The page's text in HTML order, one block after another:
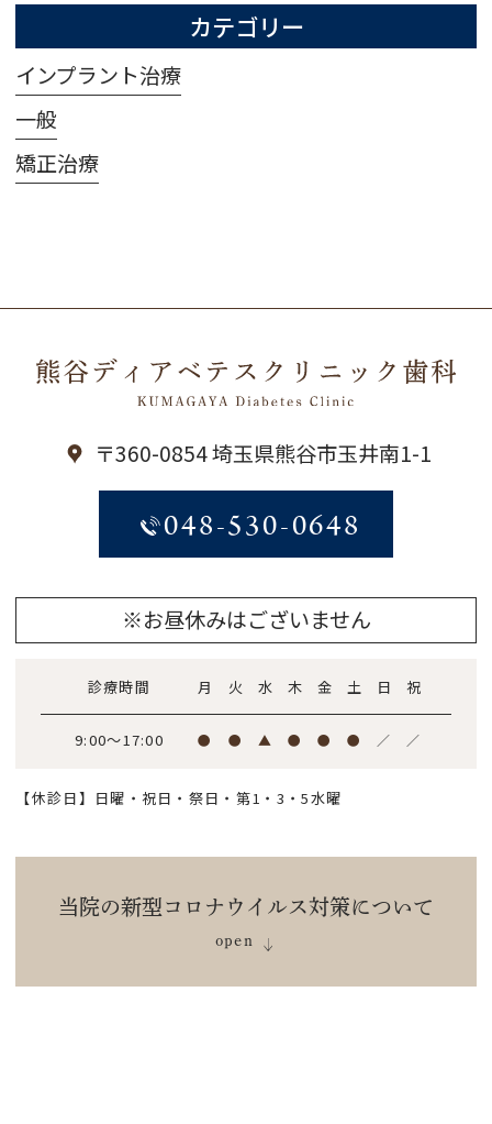
カテゴリー
インプラント治療
一般
矯正治療
〒360-0854 埼玉県熊谷市玉井南1-1
048-530-0648
※お昼休みはございません
診療時間 月 火 水 木 金 土 日 祝
9:00～17:00 ● ● ▲ ● ● ● ／ ／
【休診日】日曜・祝日・祭日・第1・3・5水曜
当院の新型コロナウイルス対策について
open